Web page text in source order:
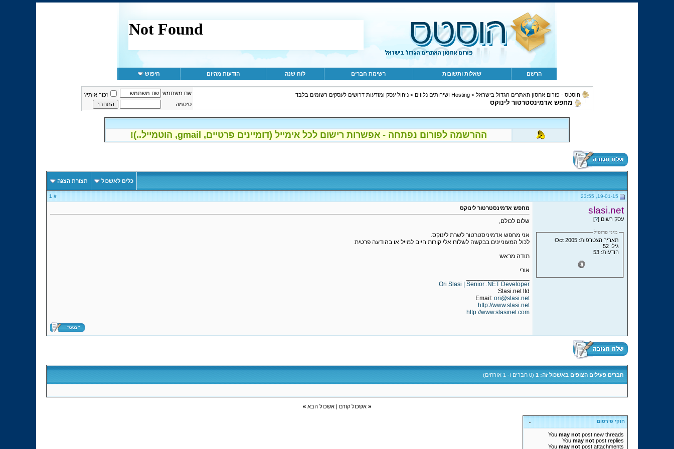
הרשם שאלות ותשובות רשימת חברים לוח שנה הודעות מהיום חיפוש
הוסטס - פורום אחסון האתרים הגדול בישראל >Hosting ושירותים נלווים >ניהול עסק ומודעות דרושים לעסקים רשומים בלבד
מחפש אדמינסטרטור לינוקס
שם משתמש
זכור אותי?
סיסמה
ההרשמה לפורום נפתחה - אפשרות רישום לכל אימייל (דומיינים פרטיים, gmail, הוטמייל..)!
כלים לאשכול תצורת הצגה
# 1
slasi.net
עסק רשום [?
]
מיני פרופיל
תאריך הצטרפות: Oct 2005
גיל: 52
הודעות: 53
מחפש אדמינסטרטור לינוקס
שלום לכולם,
אני מחפש אדמיניסטרטור לשרת לינוקס.
לכול המעוניינים בבקשה לשלוח אלי קורות חיים למייל או בהודעה פרטית
תודה מראש
אורי
Ori Slasi | Senior .NET Developer
Slasi.net ltd
Email: ori@slasi.net
http://www.slasi.net
http://www.slasinet.com
חברים פעילים הצופים באשכול זה: 1 (0 חברים ו- 1 אורחים)
« אשכול קודם | אשכול הבא »
חוקי פירסום
You may not post new threads
You may not post replies
You may not post attachments